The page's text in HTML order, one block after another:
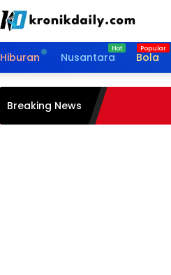
Hiburan Nusantara Bola
Breaking News